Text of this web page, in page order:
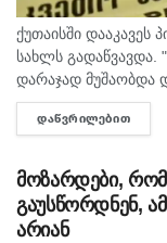
ზონებში,
სასტუმროებში).
ცნობისთვის,
მოთხოვნებზე
ქუთაისში
სახლს გადაწვავდა.
დარაჯად მუშაობდა
ობიექტზე
სისხლის
ᲓᲐᲬᲕᲠᲘᲚᲔᲑᲘᲗ
მოზარდები,
გაუსწორდნენ,
არიან